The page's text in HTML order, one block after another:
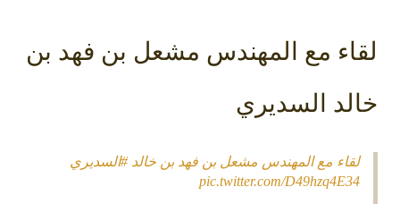
لقاء مع المهندس مشعل بن فهد بن
خالد السديري
لقاء مع المهندس مشعل بن فهد بن خالد#السديري
pic.twitter.com/D49hzq4E34